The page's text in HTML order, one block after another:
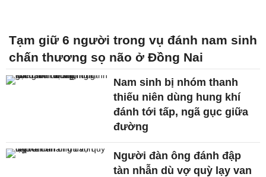
Tạm giữ 6 người trong vụ đánh nam sinh
chấn thương sọ não ở Đồng Nai
Nam sinh bị nhóm thanh
thiếu niên dùng hung khí
đánh tới tấp, ngã gục giữa
đường
Người đàn ông đánh đập
tàn nhẫn dù vợ quỳ lạy van